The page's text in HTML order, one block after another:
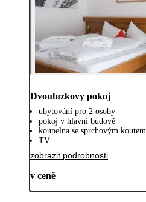
Dvouluzkovy pokoj
ubytování pro 2 osoby
pokoj v hlavní budově
koupelna se sprchovým koutem
TV
zobrazit podrobnosti
v ceně